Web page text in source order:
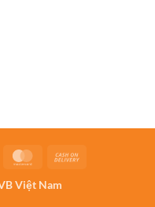
MasterCard
Việt Nam